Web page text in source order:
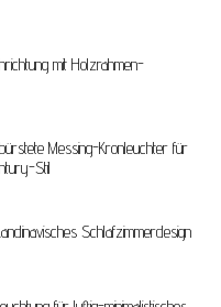
mit Holzrahmen-
Messing-Kronleuchter für
Stil
Schlafzimmerdesign